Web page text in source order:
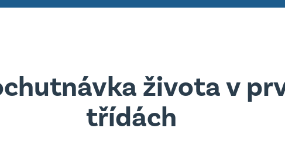
Důležité dokumenty
dokumenty
života v
třídách